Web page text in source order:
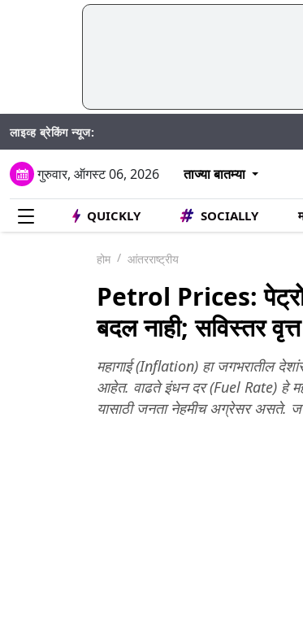
लाइव्ह ब्रेकिंग न्यूज:
गुरुवार, ऑगस्ट 06, 2026 ताज्या बातम्या
QUICKLY SOCIALLY
होम आंतरराष्ट्रीय
Petrol Prices:
बदल नाही; सविस्तर वृत्त
महागाई (Inflation) हा जगभरातील
आहेत. वाढते इंधन दर (Fuel Rate) हे
यासाठी जनता नेहमीच अग्रेसर असते.